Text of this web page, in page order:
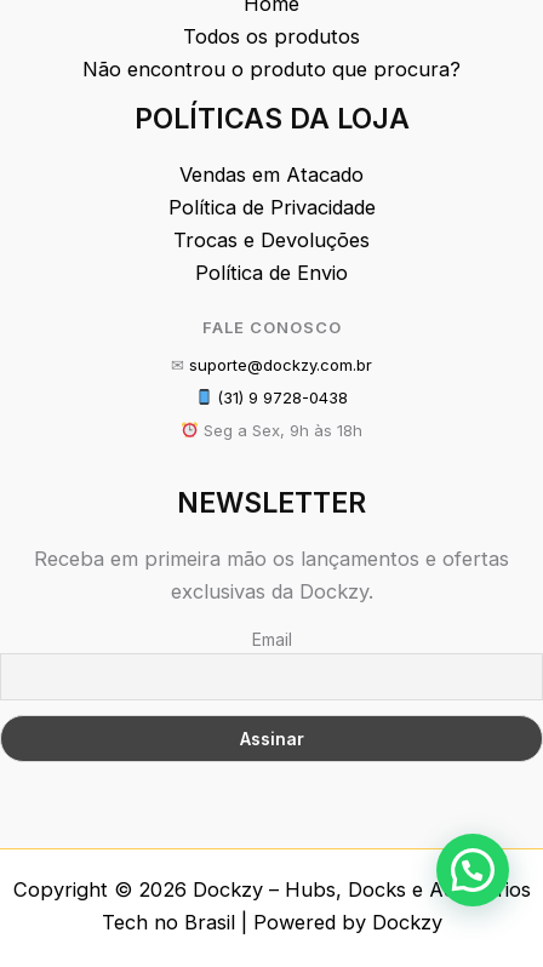
Todos os produtos
Não encontrou o produto que procura?
POLÍTICAS DA LOJA
Vendas em Atacado
Política de Privacidade
Trocas e Devoluções
Política de Envio
FALE CONOSCO
✉ suporte@dockzy.com.br
(31) 9 9728-0438
Seg a Sex, 9h às 18h
NEWSLETTER
Receba em primeira mão os lançamentos e ofertas
exclusivas da Dockzy.
Email
Copyright © 2026 Dockzy – Hubs, Docks e Acessórios
Tech no Brasil | Powered by Dockzy